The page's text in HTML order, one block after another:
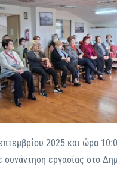
2025 και ώρα
συνάντηση εργασίας στο